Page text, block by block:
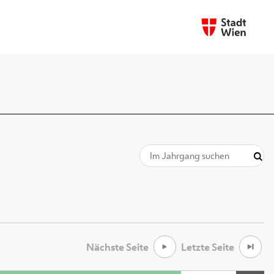
Nächste Seite Letzte Seite